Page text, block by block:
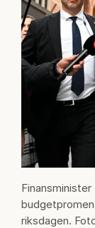
riksdagen.